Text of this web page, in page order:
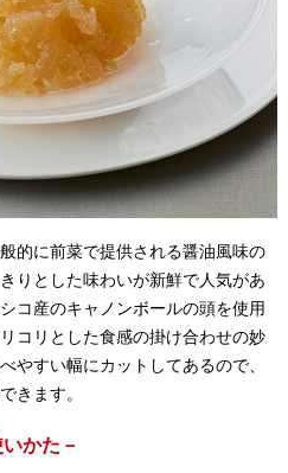
的に前菜で提供される醤油風味の
りとした味わいが新鮮で人気があ
コ産のキャノンボールの頭を使用
コリとした食感の掛け合わせの妙
やすい幅にカットしてあるので、
きます。
いかた－